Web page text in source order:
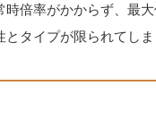
時倍率がかからず、最
タイプが限られてしま